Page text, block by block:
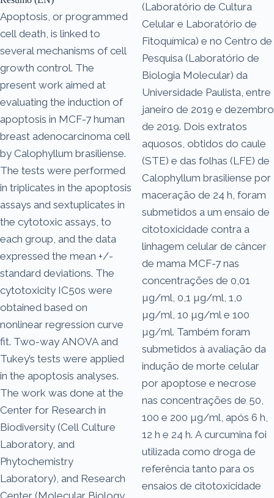
Apoptosis, or programmed
cell death, is linked to
several mechanisms of cell
growth control. The
present work aimed at
evaluating the induction of
apoptosis in MCF-7 human
breast adenocarcinoma cell
by Calophyllum brasiliense.
The tests were performed
in triplicates in the apoptosis
assays and sextuplicates in
the cytotoxic assays, to
each group, and the data
expressed the mean +/-
standard deviations. The
cytotoxicity IC50s were
obtained based on
nonlinear regression curve
fit. Two-way ANOVA and
Tukey’s tests were applied
in the apoptosis analyses.
The work was done at the
Center for Research in
Biodiversity (Cell Culture
Laboratory, and
Phytochemistry
Laboratory), and Research
Center (Molecular Biology
(Laboratório de Cultura
Celular e Laboratório de
Fitoquímica) e no Centro de
Pesquisa (Laboratório de
Biologia Molecular) da
Universidade Paulista, entre
janeiro de 2019 e dezembro
de 2019. Dois extratos
aquosos, obtidos do caule
(STE) e das folhas (LFE) de
Calophyllum brasiliense por
maceração de 24 h, foram
submetidos a um ensaio de
citotoxicidade contra a
linhagem celular de câncer
de mama MCF-7 nas
concentrações de 0,01
µg/ml, 0,1 µg/ml, 1,0
µg/ml, 10 µg/ml e 100
µg/ml. Também foram
submetidos à avaliação da
indução de morte celular
por apoptose e necrose
nas concentrações de 50,
100 e 200 µg/ml, após 6 h,
12 h e 24 h. A curcumina foi
utilizada como droga de
referência tanto para os
ensaios de citotoxicidade